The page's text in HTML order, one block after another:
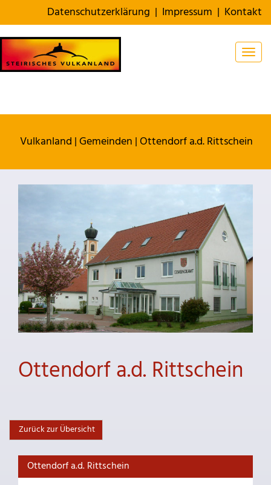
Datenschutzerklärung | Impressum | Kontakt
Vulkanland |Gemeinden |Ottendorf a.d. Rittschein
Ottendorf a.d. Rittschein
Zurück zur Übersicht
Ottendorf a.d. Rittschein